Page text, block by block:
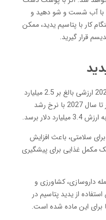
با آب شست و شو دهید و
کار با پتاسیم یدید، ممکن
قرار گیرید.
بازار جهانی پتاسیم یدید در سال 2022 ارزشی بالغ بر 2.5 میلیارد
دلار داشت. انتظار می رود این بازار تا سال 2027 با نرخ رشد
سلامتی، باعث افزایش
مکمل غذایی برای پیشگیری
داروسازی، کشاورزی و
از یدید پتاسیم در
برای این ماده شده است.